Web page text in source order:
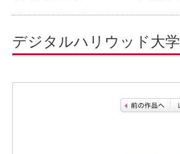
デジタルハリウッド大学